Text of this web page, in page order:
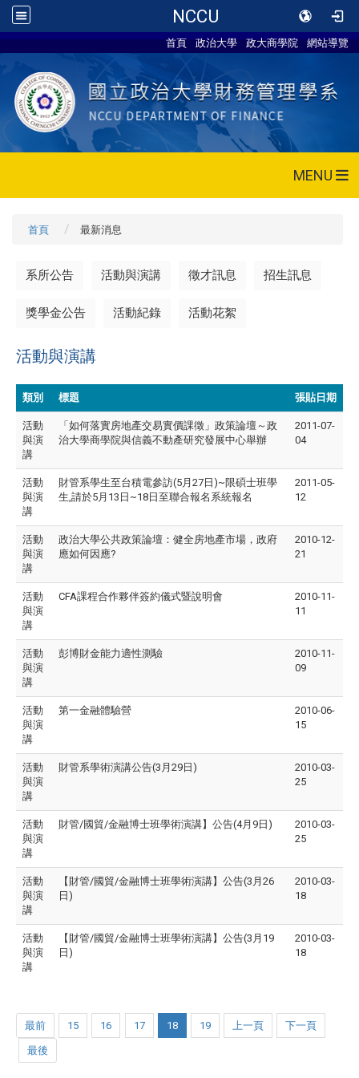
NCCU
首頁 政治大學 政大商學院 網站導覽
MENU
首頁 最新消息
系所公告 活動與演講 徵才訊息 招生訊息
獎學金公告 活動紀錄 活動花絮
活動與演講
類別 標題 張貼日期
活動
與演
講
「如何落實房地產交易實價課徵」政策論壇～政
治大學商學院與信義不動產研究發展中心舉辦
2011-07-
04
活動
與演
講
財管系學生至台積電參訪(5月27日)~限碩士班學
生,請於5月13日~18日至聯合報名系統報名
2011-05-
12
活動
與演
講
政治大學公共政策論壇：健全房地產市場，政府
應如何因應?
2010-12-
21
活動
與演
講
CFA課程合作夥伴簽約儀式暨說明會
2010-11-
11
活動
與演
講
彭博財金能力適性測驗
2010-11-
09
活動
與演
講
第一金融體驗營
2010-06-
15
活動
與演
講
財管系學術演講公告(3月29日)
2010-03-
25
活動
與演
講
財管/國貿/金融博士班學術演講】公告(4月9日)
2010-03-
25
活動
與演
講
【財管/國貿/金融博士班學術演講】公告(3月26
日)
2010-03-
18
活動
與演
講
【財管/國貿/金融博士班學術演講】公告(3月19
日)
2010-03-
18
最前 15 16 17 18 19 上一頁 下一頁
最後